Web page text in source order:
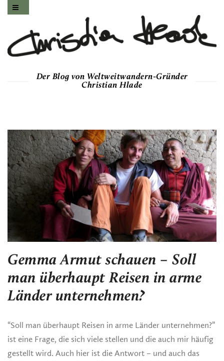
Der Blog von Weltweitwandern-Gründer
Christian Hlade
Gemma Armut schauen – Soll
man überhaupt Reisen in arme
Länder unternehmen?
“Soll man überhaupt Reisen in arme Länder unternehmen?”
ist eine Frage, die sich viele stellen und die auch mir häufig
gestellt wird. Auch hier ist die Antwort – und auch das